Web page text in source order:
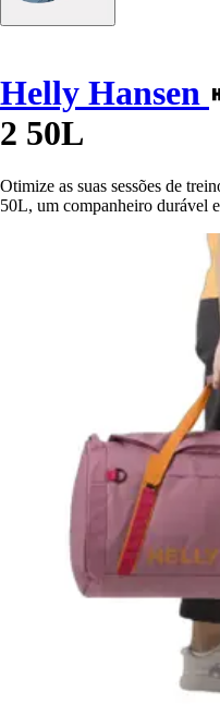
Helly Hansen
2 50L
Otimize as suas sessões de
50L, um companheiro durável